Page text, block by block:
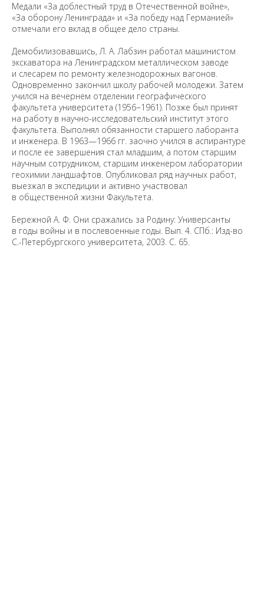
Медали «За доблестный труд в Отечественной войне»,
«За оборону Ленинграда» и «За победу над Германией»
отмечали его вклад в общее дело страны.
Демобилизовавшись, Л. А. Лабзин работал машинистом
экскаватора на Ленинградском металлическом заводе
и слесарем по ремонту железнодорожных вагонов.
Одновременно закончил школу рабочей молодежи. Затем
учился на вечернем отделении географического
факультета университета (1956−1961). Позже был принят
на работу в научно-исследовательский институт этого
факультета. Выполнял обязанности старшего лаборанта
и инженера. В 1963—1966 гг. заочно учился в аспирантуре
и после ее завершения стал младшим, а потом старшим
научным сотрудником, старшим инженером лаборатории
геохимии ландшафтов. Опубликовал ряд научных работ,
выезжал в экспедиции и активно участвовал
в общественной жизни Факультета.
Бережной А. Ф. Они сражались за Родину: Универсанты
в годы войны и в послевоенные годы. Вып. 4. СПб.: Изд-во
С.-Петербургского университета, 2003. С. 65.